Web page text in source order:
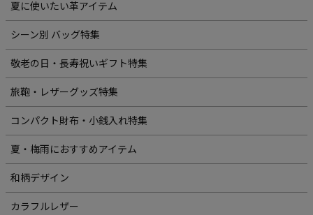
夏に使いたい革アイテム
シーン別 バッグ特集
敬老の日・長寿祝いギフト特集
旅鞄・レザーグッズ特集
コンパクト財布・小銭入れ特集
夏・梅雨におすすめアイテム
和柄デザイン
カラフルレザー